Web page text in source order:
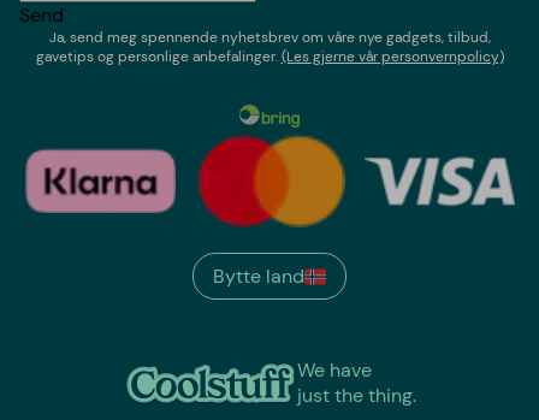
Send
Ja, send meg spennende nyhetsbrev om våre nye gadgets, tilbud,
gavetips og personlige anbefalinger.(Les gjerne vår personvernpolicy)
We have
just the thing.
Bytte land